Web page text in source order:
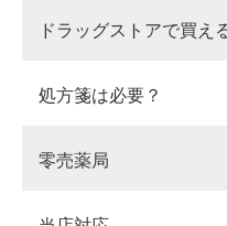
ドラッグストアで買え
処方箋は必要？
零売薬局